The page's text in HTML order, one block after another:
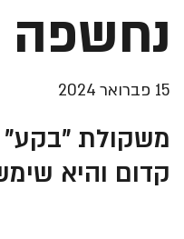
נחשפה
15 פברואר 2024
משקולת "בקע"
קדום והיא